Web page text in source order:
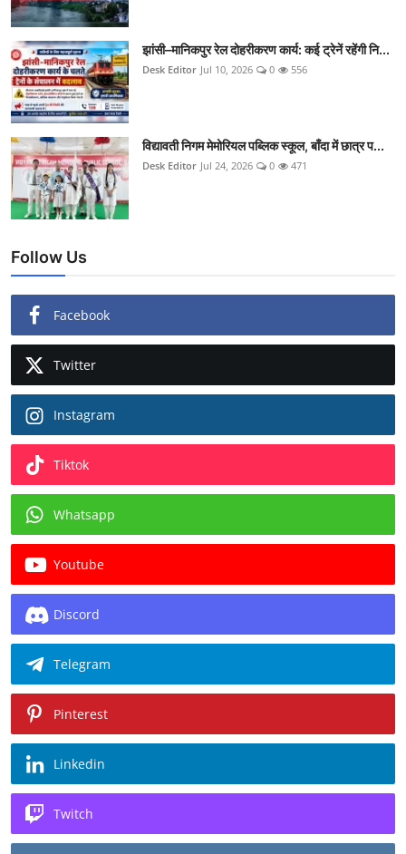
झांसी–मानिकपुर रेल दोहरीकरण कार्य: कई ट्रेनें रहेंगी नि...
Desk Editor Jul 10, 2026 0 556
विद्यावती निगम मेमोरियल पब्लिक स्कूल, बाँदा में छात्र प...
Desk Editor Jul 24, 2026 0 471
Follow Us
Facebook
Twitter
Instagram
Tiktok
Whatsapp
Youtube
Discord
Telegram
Pinterest
Linkedin
Twitch